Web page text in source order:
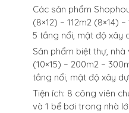
Các sản phẩm
(8×12) – 112m2 (8×14)
5 tầng nổi, mật độ xây
Sản phẩm biệt thự,
(10×15) – 200m2 –
tầng nổi, mật độ xây
Tiện ích: 8 công viên
và 1 bể bơi trong nhà